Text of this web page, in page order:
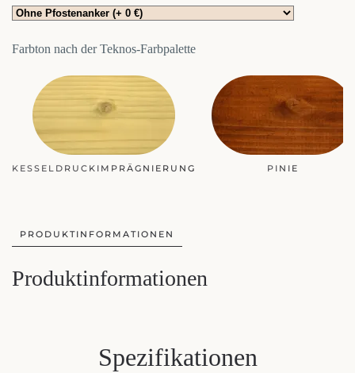
Farbton nach der Teknos-Farbpalette
KESSELDRUCKIMPRÄGNIERUNG PINIE
PRODUKTINFORMATIONEN
Produktinformationen
Spezifikationen